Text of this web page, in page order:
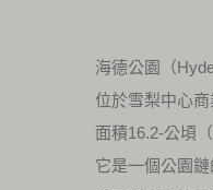
海德公園（
位於雪梨中心
面積16.2-公頃
它是一個公園鏈